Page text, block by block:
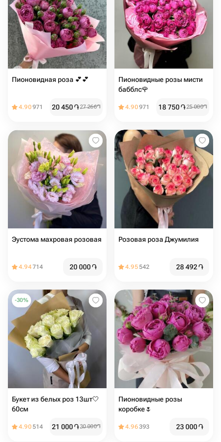
Пионовидная роза 💕💕
4.90971 20 450֏27 266֏
Пионовидные розы мисти
бабблс🌹
4.90971 18 750֏25 000֏
Эустома махровая розовая
4.94714 20 000֏
Розовая роза Джумилия
4.95542 28 492֏
-30%
Букет из белых роз 13шт🤍
60см
4.90514 21 000֏30 000֏
Пионовидные розы
коробке🌷
4.96393 23 000֏